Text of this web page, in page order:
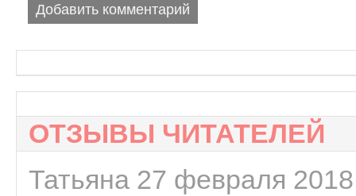
Добавить комментарий
ОТЗЫВЫ ЧИТАТЕЛЕЙ
Татьяна 27 февраля